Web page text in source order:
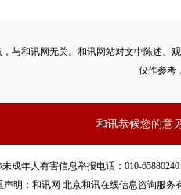
，与和讯网无关。和讯网站对文中陈述
仅作参考
和讯恭候您的意
成年人有害信息举报电话：010-
声明：和讯网 北京和讯在线信息咨询服